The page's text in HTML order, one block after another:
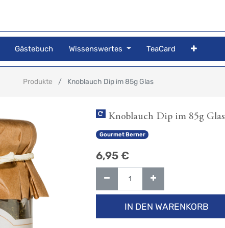
Gästebuch Wissenswertes TeaCard
Produkte Knoblauch Dip im 85g Glas
Knoblauch Dip im 85g Glas
Gourmet Berner
6,95 €
IN DEN WARENKORB